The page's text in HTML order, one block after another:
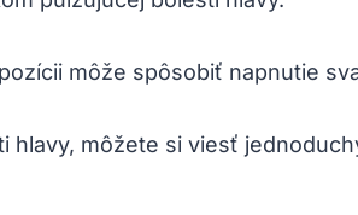
môže spôsobiť napnutie
môžete si viesť